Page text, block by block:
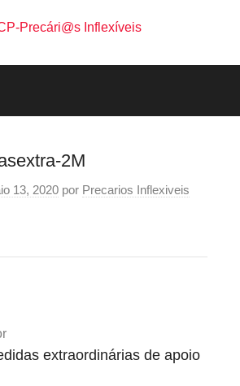
2M
13, 2020 por Precarios Inflexiveis
extraordinárias de apoio